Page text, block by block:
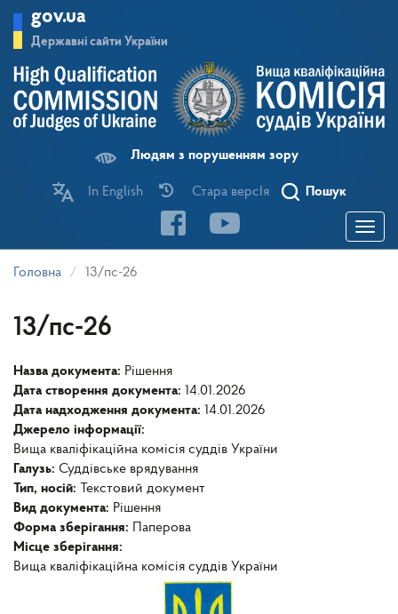
основного
матеріалу
gov.ua
Державні сайти України
Людям з порушенням зору
In English Стара версІя Пошук
Toggle
Головна 13/пс-26
13/пс-26
Назва документа: Рішення
Дата створення документа: 14.01.2026
Дата надходження документа: 14.01.2026
Джерело інформації:
Вища кваліфікаційна комісія суддів України
Галузь: Суддівське врядування
Тип, носій:
Текстовий документ
Вид документа: Рішення
Форма зберігання:
Паперова
Місце зберігання:
Вища кваліфікаційна комісія суддів України